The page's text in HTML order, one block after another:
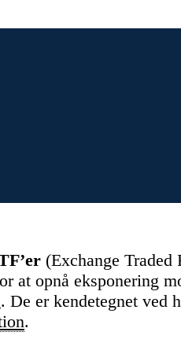
(Exchange
at opnå eksponering
De er kendetegnet ved
.